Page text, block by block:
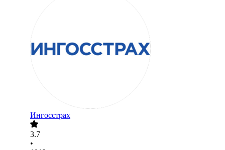
Ингосстрах
3.7
•